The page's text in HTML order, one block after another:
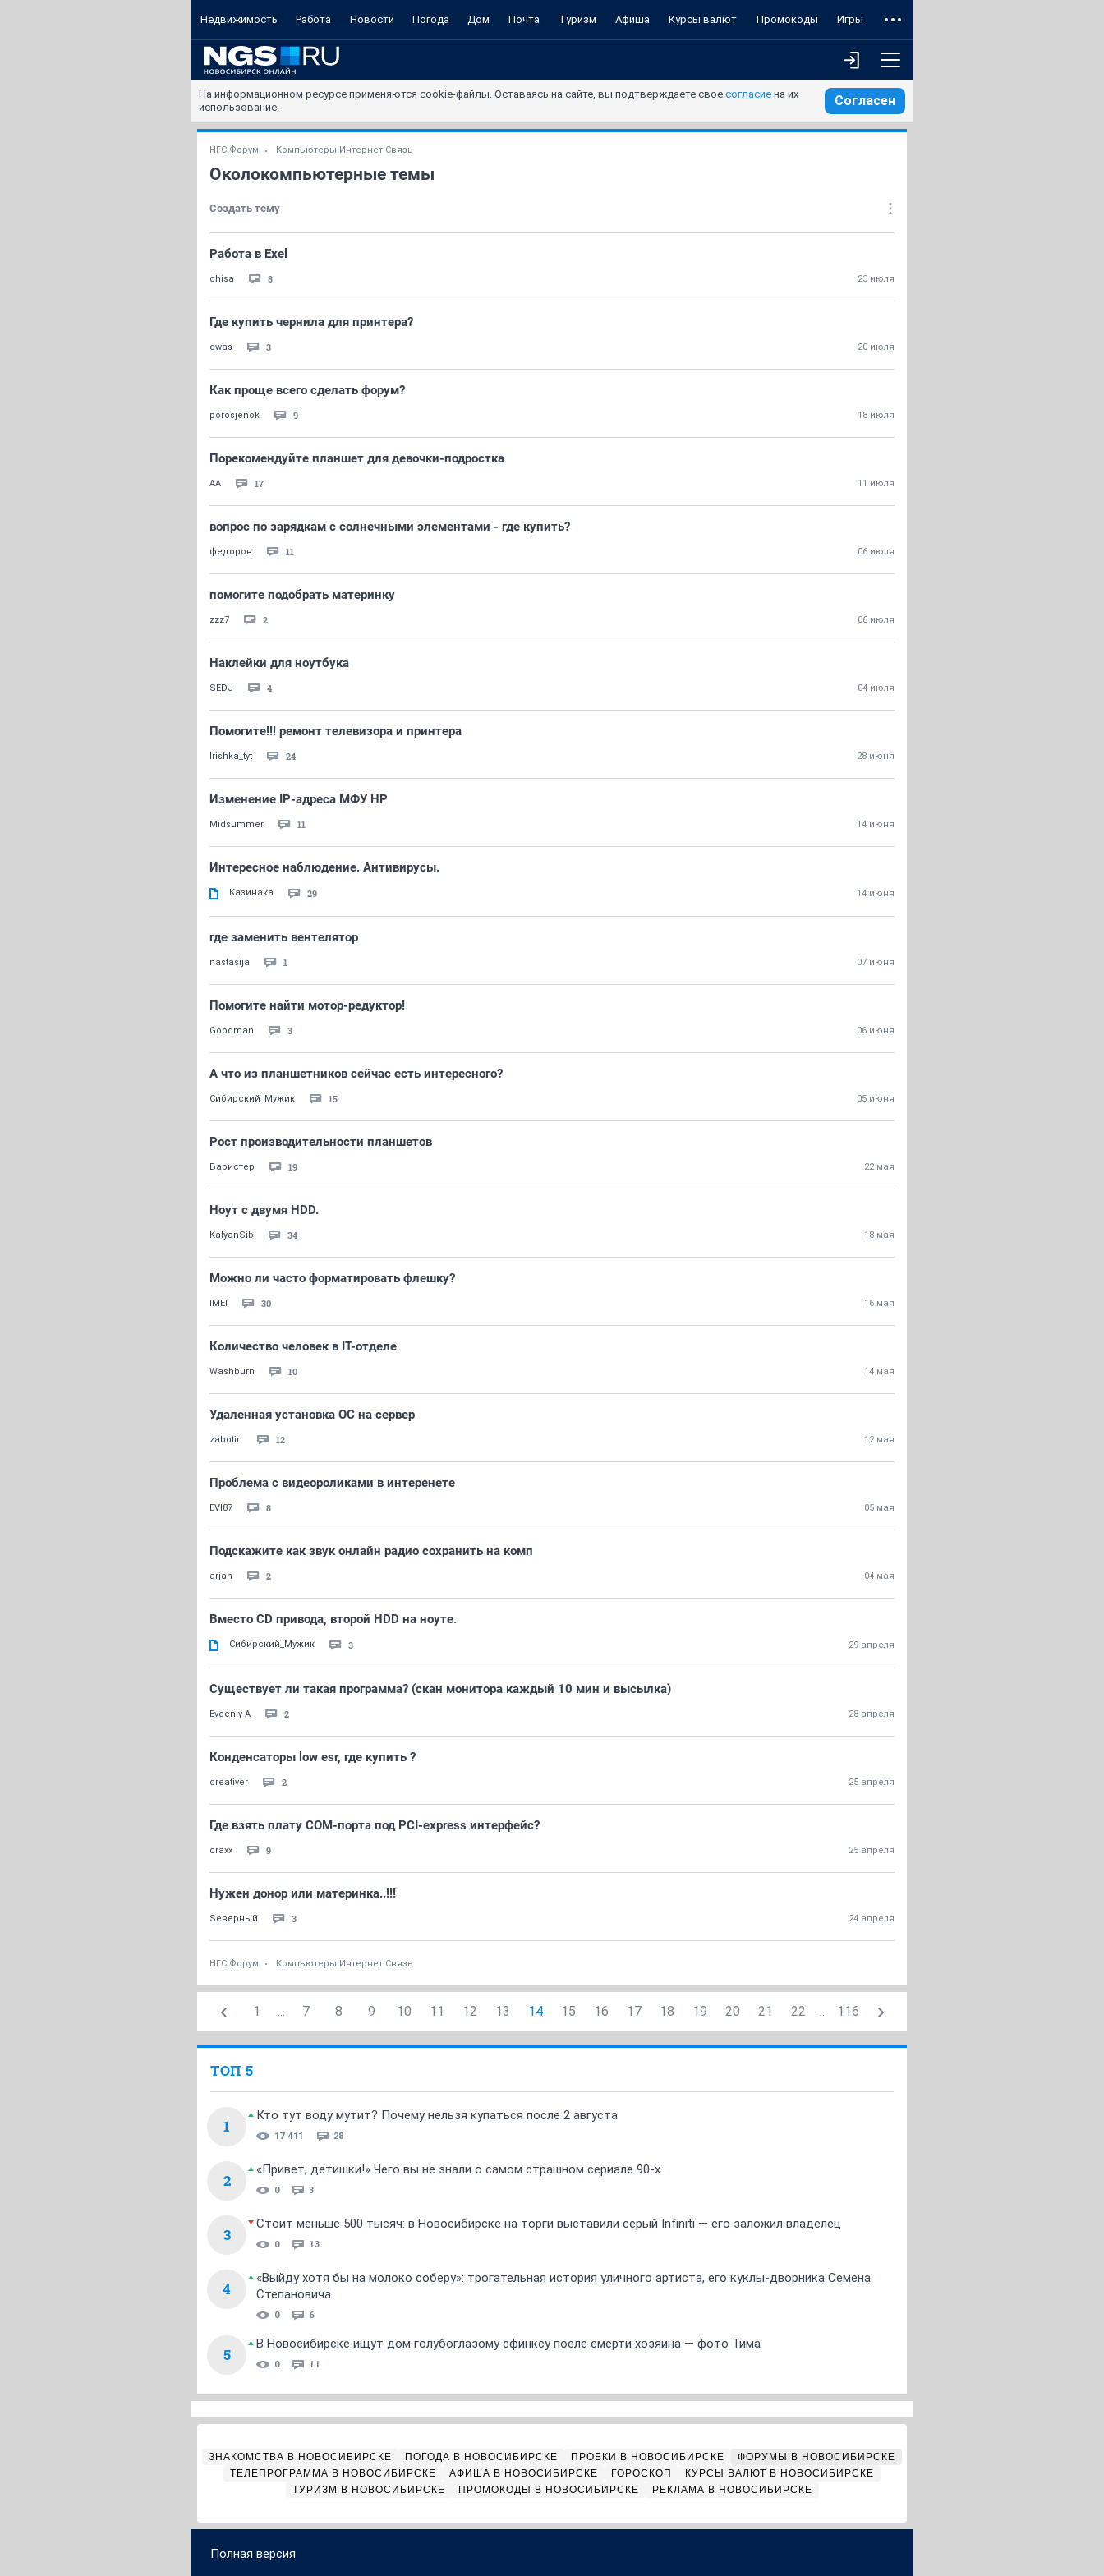
Недвижимость Работа Новости Погода Дом Почта Туризм Афиша Курсы валют Промокоды Игры
На информационном ресурсе применяются cookie-файлы. Оставаясь на сайте, вы подтверждаете свое согласие на их
использование.
Согласен
НГС.Форум Компьютеры Интернет Связь
Околокомпьютерные темы
Создать тему
Работа в Exel
chisa 8 23 июля
Где купить чернила для принтера?
qwas 3 20 июля
Как проще всего сделать форум?
porosjenok 9 18 июля
Порекомендуйте планшет для девочки-подростка
AA 17 11 июля
вопрос по зарядкам с солнечными элементами - где купить?
федоров 11 06 июля
помогите подобрать материнку
zzz7 2 06 июля
Наклейки для ноутбука
SEDJ 4 04 июля
Помогите!!! ремонт телевизора и принтера
Irishka_tyt 24 28 июня
Изменение IP-адреса МФУ HP
Midsummer 11 14 июня
Интересное наблюдение. Антивирусы.
Казинака 29 14 июня
где заменить вентелятор
nastasija 1 07 июня
Помогите найти мотор-редуктор!
Goodman 3 06 июня
А что из планшетников сейчас есть интересного?
Сибирский_Мужик 15 05 июня
Рост производительности планшетов
Баристер 19 22 мая
Ноут с двумя HDD.
KalyanSib 34 18 мая
Можно ли часто форматировать флешку?
IMEI 30 16 мая
Количество человек в IT-отделе
Washburn 10 14 мая
Удаленная установка ОС на сервер
zabotin 12 12 мая
Проблема с видеороликами в интеренете
EVI87 8 05 мая
Подскажите как звук онлайн радио сохранить на комп
arjan 2 04 мая
Вместо CD привода, второй HDD на ноуте.
Сибирский_Мужик 3 29 апреля
Существует ли такая программа? (скан монитора каждый 10 мин и высылка)
Evgeniy A 2 28 апреля
Конденсаторы low esr, где купить ?
creativer 2 25 апреля
Где взять плату COM-порта под PCI-express интерфейс?
craxx 9 25 апреля
Нужен донор или материнка..!!!
Sеверный 3 24 апреля
НГС.Форум Компьютеры Интернет Связь
1 ... 7 8 9 10 11 12 13 14 15 16 17 18 19 20 21 22 ... 116
ТОП 5
1
Кто тут воду мутит? Почему нельзя купаться после 2 августа
17 411 28
2
«Привет, детишки!» Чего вы не знали о самом страшном сериале 90-х
0 3
3
Стоит меньше 500 тысяч: в Новосибирске на торги выставили серый Infiniti — его заложил владелец
0 13
4
«Выйду хотя бы на молоко соберу»: трогательная история уличного артиста, его куклы-дворника Семена
Степановича
0 6
5
В Новосибирске ищут дом голубоглазому сфинксу после смерти хозяина — фото Тима
0 11
ЗНАКОМСТВА В НОВОСИБИРСКЕ ПОГОДА В НОВОСИБИРСКЕ ПРОБКИ В НОВОСИБИРСКЕ
ФОРУМЫ В НОВОСИБИРСКЕ
ТЕЛЕПРОГРАММА В НОВОСИБИРСКЕ
АФИША В НОВОСИБИРСКЕ ГОРОСКОП
КУРСЫ ВАЛЮТ В НОВОСИБИРСКЕ
ТУРИЗМ В НОВОСИБИРСКЕ
ПРОМОКОДЫ В НОВОСИБИРСКЕ РЕКЛАМА В НОВОСИБИРСКЕ
Полная версия